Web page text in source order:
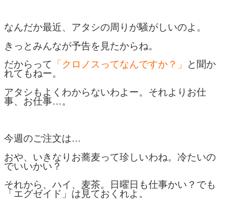
なんだか最近、アタシの周りが騒がしいのよ。
きっとみんなが予告を見たからね。
だからって 「クロノスってなんですか？」
と聞か
れてもねー。
アタシもよくわからないわよー。それよりお仕
事、お仕事…。
今週のご注文は…
おや、いきなりお蕎麦って珍しいわね。冷たいの
でいいかい？
それから、ハイ、麦茶。日曜日も仕事かい？でも
「エグゼイド」は見ておくれよ。